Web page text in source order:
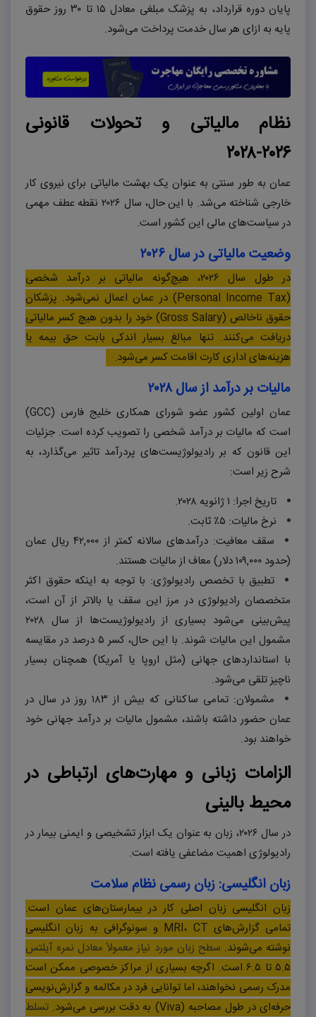
پایان دوره قرارداد، به پزشک مبلغی معادل ۱۵ تا ۳۰روز حقوق
پایه به ازای هر سال خدمت پرداخت می‌شود.
نظام مالیاتی و تحولات قانونی
۲۰۲۶-۲۰۲۸
عمان به طور سنتی به عنوان یک بهشت مالیاتی برای نیروی کار
خارجی شناخته می‌شد. با این حال، سال ۲۰۲۶نقطه عطف مهمی
در سیاست‌های مالی این کشور است.
وضعیت مالیاتی در سال۲۰۲۶
در طول سال ۲۰۲۶، هیچ‌گونه مالیاتی بر درآمد شخصی
(Personal Income Tax) در عمان اعمال نمی‌شود. پزشکان
حقوق ناخالص (Gross Salary) خود را بدون هیچ کسر مالیاتی
دریافت می‌کنند. تنها مبالغ بسیار اندکی بابت حق بیمه یا
هزینه‌های اداری کارت اقامت کسر می‌شود.
مالیات بر درآمد از سال۲۰۲۸
عمان اولین کشور عضو شورای همکاری خلیج فارس (GCC
)
است که مالیات بر درآمد شخصی را تصویب کرده است. جزئیات
این قانون که بر رادیولوژیست‌های پردرآمد تاثیر می‌گذارد، به
شرح زیر است:
تاریخ اجرا: ۱ژانویه ۲۰۲۸.
نرخ مالیات: ۵٪ ثابت.
سقف معافیت: درآمدهای سالانه کمتر از ۴۲,۰۰۰ریال عمان
(حدود ۱۰۹,۰۰۰دلار) معاف از مالیات هستند.
تطبیق با تخصص رادیولوژی: با توجه به اینکه حقوق اکثر
متخصصان رادیولوژی در مرز این سقف یا بالاتر از آن است،
پیش‌بینی می‌شود بسیاری از رادیولوژیست‌ها از سال ۲۰۲۸
مشمول این مالیات شوند. با این حال، کسر ۵درصد در مقایسه
با استانداردهای جهانی (مثل اروپا یا آمریکا) همچنان بسیار
ناچیز تلقی می‌شود.
مشمولان: تمامی ساکنانی که بیش از ۱۸۳ روز در سال در
عمان حضور داشته باشند، مشمول مالیات بر درآمد جهانی خود
خواهند بود.
الزامات زبانی و مهارت‌های ارتباطی در
محیط بالینی
در سال ۲۰۲۶، زبان به عنوان یک ابزار تشخیصی و ایمنی بیمار در
رادیولوژی اهمیت مضاعفی یافته است.
زبان انگلیسی: زبان رسمی نظام سلامت
زبان انگلیسی زبان اصلی کار در بیمارستان‌های عمان است.
تمامی گزارش‌های MRI، CT و سونوگرافی به زبان انگلیسی
نوشته می‌شوند. سطح زبان مورد نیاز معمولاً معادل نمره آیلتس
۵.۵ تا ۶.۵ است. اگرچه بسیاری از مراکز خصوصی ممکن است
مدرک رسمی نخواهند، اما توانایی فرد در مکالمه و گزارش‌نویسی
حرفه‌ای در طول مصاحبه (Viva) به دقت بررسی می‌شود.
تسلط